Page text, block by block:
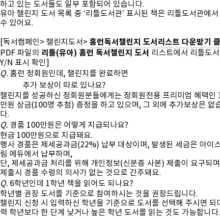
하고 있는 도서들도 일부 포함되어 있습니다.
유아 챌린지 도서 목록 중 ‘리틀도서관’ 표시된 책은 리틀도서관에
수 있어요.
[독서캠페인> 챌린지도서> 홈런독서챌린지 도서리스트 다운받기
PDF 파일의 리틀(유아) 홈런 독서챌린지 도서 리스트에서 리틀도
Y/N 표시 확인]
Q. 홈런 정회원인데, 챌린지를 완료하면
추가 보상이 따로 있나요?
챌린지를 성공하신 정회원분들에게는 정회원전용 프리미엄 혜택인
만원 상금(100명 추첨) 증정을 하고 있으며, 그 외에 추가보상은 없
다.
Q. 경품 100만원은 어떻게 지급되나요?
현금 100만원으로 지급돼요.
행사 경품은 제세공과금(22%) 납부 대상이며, 발생된 세금은 아이
림 에듀에서 납부하며,
단, 제세공과금 처리를 위해 개인정보(신분증 사본) 제출이 요구되
제출시 경품 수령의 의사가 없는 것으로 간주돼요.
Q. 6학년인데 1학년 책을 읽어도 되나요?
학년별 권장 도서를 기준으로 참여하시는 것을 권장드립니다.
챌린지 신청 시 입력하신 학년을 기준으로 도서를 선택해 주시면 되
력 학년보다 한 단계 낮거나 높은 학년 도서를 읽는 것도 가능합니다.